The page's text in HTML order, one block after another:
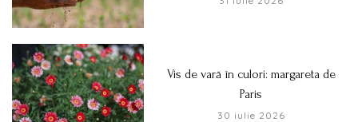
Vis de vară în culori: margareta de
Paris
30 iulie 2026